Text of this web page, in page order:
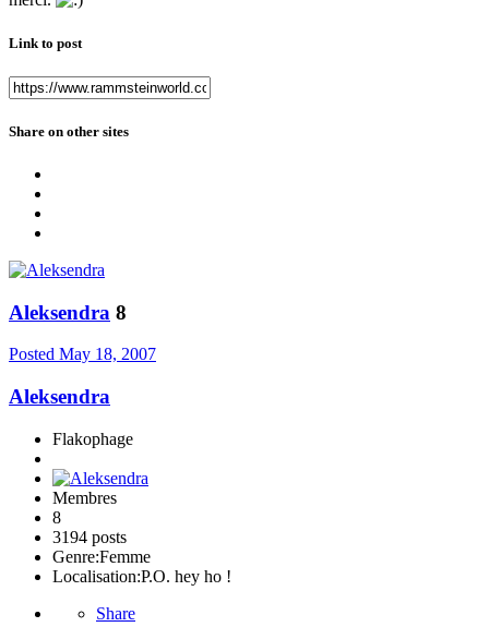
Link to post
Share on other sites
Aleksendra 8
Posted May 18, 2007
Aleksendra
Flakophage
Membres
8
3194 posts
Genre:Femme
Localisation:P.O. hey ho !
Share